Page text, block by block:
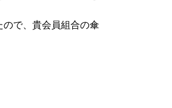
で、貴会員組合の傘